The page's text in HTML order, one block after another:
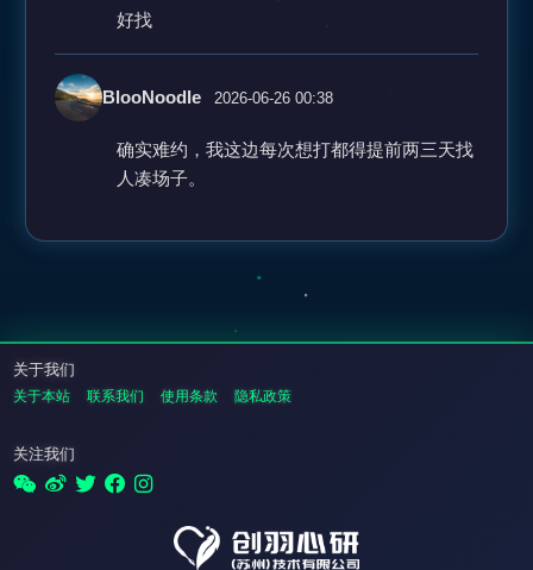
好找
BlooNoodle 2026-06-26 00:38
确实难约，我这边每次想打都得提前两三天找
人凑场子。
关于我们
关于本站 联系我们 使用条款 隐私政策
关注我们